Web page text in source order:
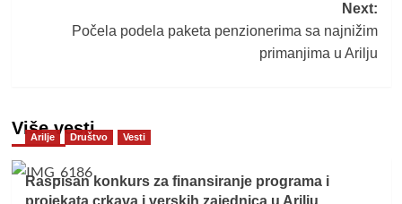
Next:
Počela podela paketa penzionerima sa najnižim
primanjima u Arilju
Više vesti
Arilje Društvo Vesti
Raspisan konkurs za finansiranje programa i
projekata crkava i verskih zajednica u Arilju